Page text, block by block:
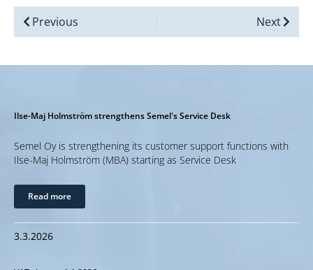
Previous Next
Ilse-Maj Holmström strengthens Semel's Service Desk
Semel Oy is strengthening its customer support functions with
Ilse-Maj Holmström (MBA) starting as Service Desk
Read more
3.3.2026